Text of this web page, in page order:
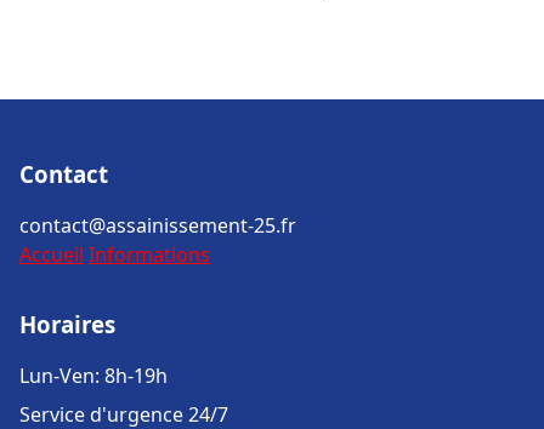
Contact
contact@assainissement-25.fr
Accueil Informations
Horaires
Lun-Ven: 8h-19h
Service d'urgence 24/7